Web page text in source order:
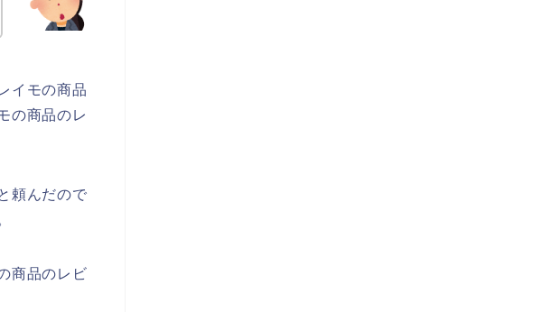
イモの商品
の商品のレ
頼んだので
商品のレビ